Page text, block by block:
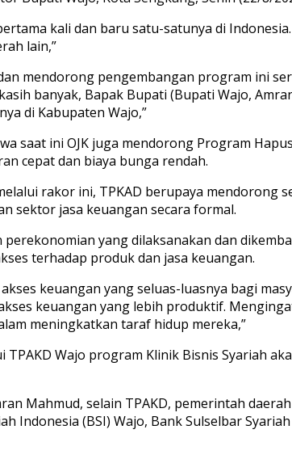
kali dan baru satu-satunya di
lain,”
mendorong pengembangan program ini
banyak, Bapak Bupati (Bupati Wajo,
di Kabupaten Wajo,”
saat ini OJK juga mendorong Program
cepat dan biaya bunga rendah.
rakor ini, TPKAD berupaya
sektor jasa keuangan secara formal.
yang dilaksanakan dan
terhadap produk dan jasa keuangan.
keuangan yang seluas-luasnya bagi
keuangan yang lebih produktif.
meningkatkan taraf hidup mereka,”
Wajo program Klinik Bisnis Syariah
Mahmud, selain TPAKD, pemerintah
Indonesia (BSI) Wajo, Bank Sulselbar